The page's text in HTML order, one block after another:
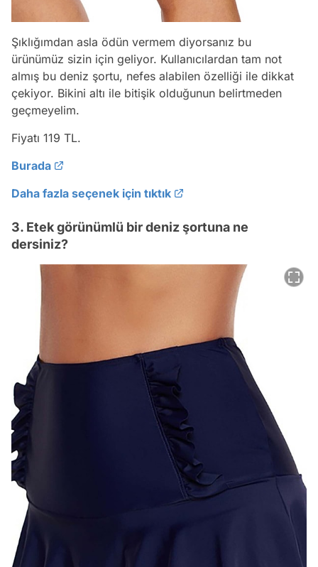
Şıklığımdan asla ödün vermem diyorsanız bu
ürünümüz sizin için geliyor. Kullanıcılardan tam not
almış bu deniz şortu, nefes alabilen özelliği ile dikkat
çekiyor. Bikini altı ile bitişik olduğunun belirtmeden
geçmeyelim.
Fiyatı 119 TL.
Burada
Daha fazla seçenek için tıktık
3. Etek görünümlü bir deniz şortuna ne
dersiniz?